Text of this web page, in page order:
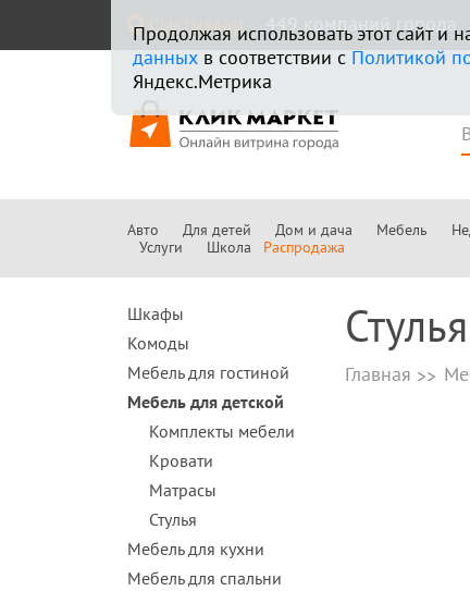
449 компаний города
Авто Для детей Дом и дача Мебель
Услуги
Школа Распродажа
Продолжая использовать этот сайт
данных в соответствии с Политикой
Яндекс.Метрика
Шкафы
Комоды
Мебель для гостиной
Мебель для детской
Комплекты мебели
Кровати
Матрасы
Стулья
Мебель для кухни
Мебель для спальни
Главная